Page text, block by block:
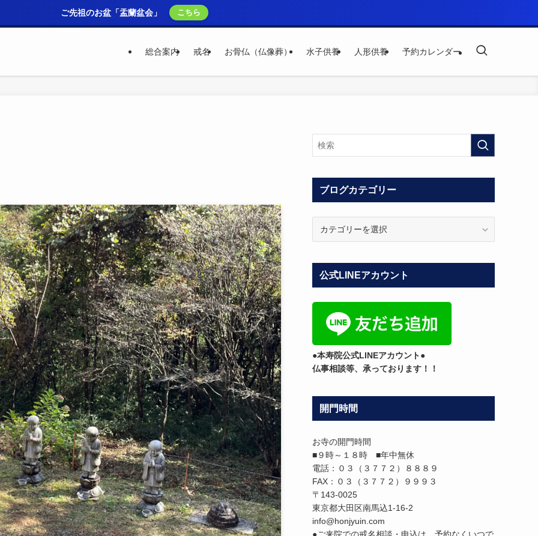
ご先祖のお盆「盂蘭盆会」 こちら
総合案内 戒名 お骨仏（仏像葬） 水子供養 人形供養 予約カレンダー
ブログカテゴリー
カ
テ
ゴ
リ
公式LINEアカウント
●本寿院公式LINEアカウント●
仏事相談等、承っております！！
開門時間
お寺の開門時間
■９時～１８時 ■年中無休
電話：０３（３７７２）８８８９
FAX：０３（３７７２）９９９３
〒143-0025
東京都大田区南馬込1-16-2
info@honjyuin.com